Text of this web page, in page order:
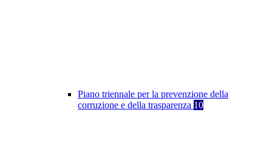
Piano triennale per la prevenzione della
corruzione e della trasparenza 10